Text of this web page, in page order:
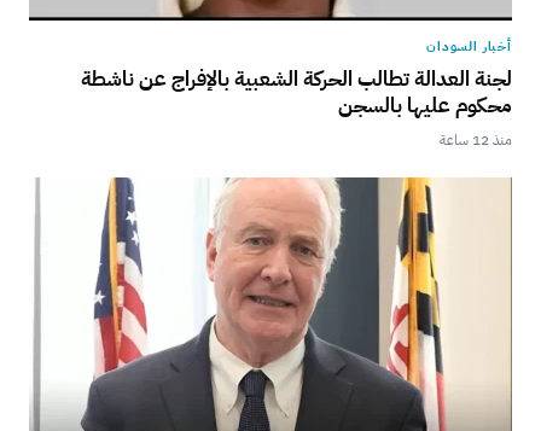
أخبار السودان
لجنة العدالة تطالب الحركة الشعبية بالإفراج عن ناشطة
محكوم عليها بالسجن
منذ 12 ساعة